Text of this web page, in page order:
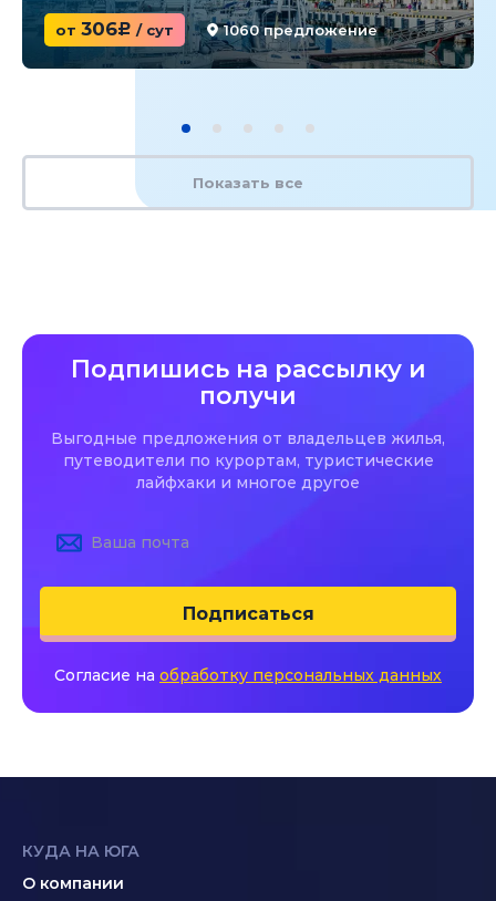
от 306c / сут 1060 предложение
Показать все
Подпишись на рассылку и
получи
Выгодные предложения от владельцев жилья,
путеводители по курортам, туристические
лайфхаки и многое другое
Подписаться
Согласие на обработку персональных данных
КУДА НА ЮГА
О компании